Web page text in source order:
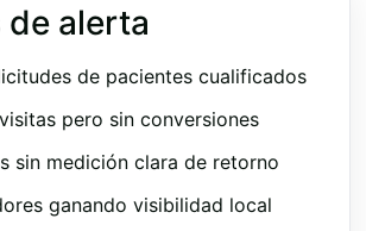
de alerta
de pacientes cualificados
pero sin conversiones
sin medición clara de retorno
ganando visibilidad local